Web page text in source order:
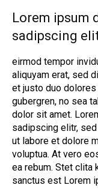
Lorem ipsum
sadipscing
eirmod tempor
aliquyam erat, sed
et justo duo
gubergren, no sea
dolor sit amet.
sadipscing elitr,
ut labore et dolore
voluptua. At vero
ea rebum. Stet clita
sanctus est Lorem